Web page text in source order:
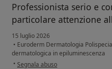
Professionista serio e
particolare attenzione
15 luglio 2026
• Euroderm Dermatologia
dermatologica in epiluminescenza
• secondo l'opinione dell'utente Maria
Segnala abuso